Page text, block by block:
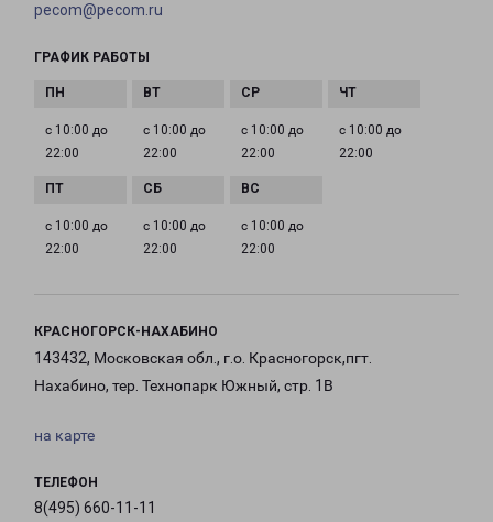
pecom@pecom.ru
ГРАФИК РАБОТЫ
с 10:00 до
22:00
с 10:00 до
22:00
с 10:00 до
22:00
с 10:00 до
22:00
с 10:00 до
22:00
с 10:00 до
22:00
с 10:00 до
22:00
КРАСНОГОРСК-НАХАБИНО
143432, Московская обл., г.о. Красногорск,пгт.
Нахабино, тер. Технопарк Южный, стр. 1В
на карте
ТЕЛЕФОН
8(495) 660-11-11